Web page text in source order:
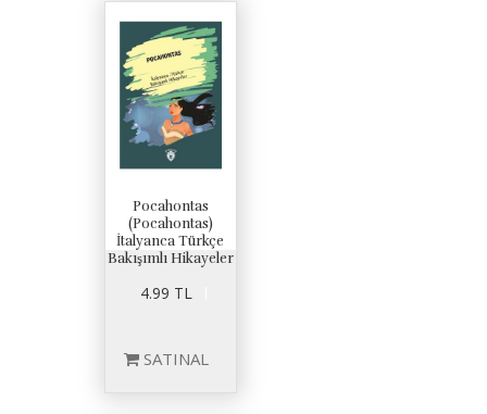
Pocahontas
(Pocahontas)
İtalyanca Türkçe
Bakışımlı Hikayeler
4.99 TL
SATINAL